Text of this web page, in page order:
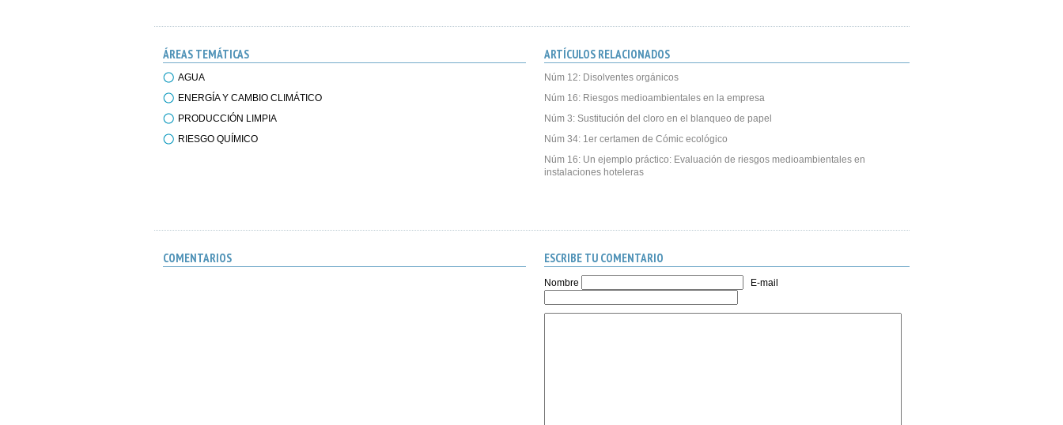
ÁREAS TEMÁTICAS
AGUA
ENERGÍA Y CAMBIO CLIMÁTICO
PRODUCCIÓN LIMPIA
RIESGO QUÍMICO
ARTÍCULOS RELACIONADOS
Núm 12: Disolventes orgánicos
Núm 16: Riesgos medioambientales en la empresa
Núm 3: Sustitución del cloro en el blanqueo de papel
Núm 34: 1er certamen de Cómic ecológico
Núm 16: Un ejemplo práctico: Evaluación de riesgos medioambientales en
instalaciones hoteleras
COMENTARIOS ESCRIBE TU COMENTARIO
Nombre E-mail